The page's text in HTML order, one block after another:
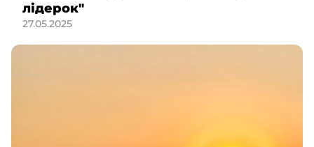
лідерок"
27.05.2025